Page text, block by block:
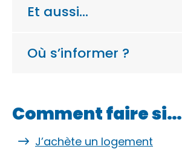
Et aussi…
Où s’informer ?
Comment faire si…
J’achète un logement